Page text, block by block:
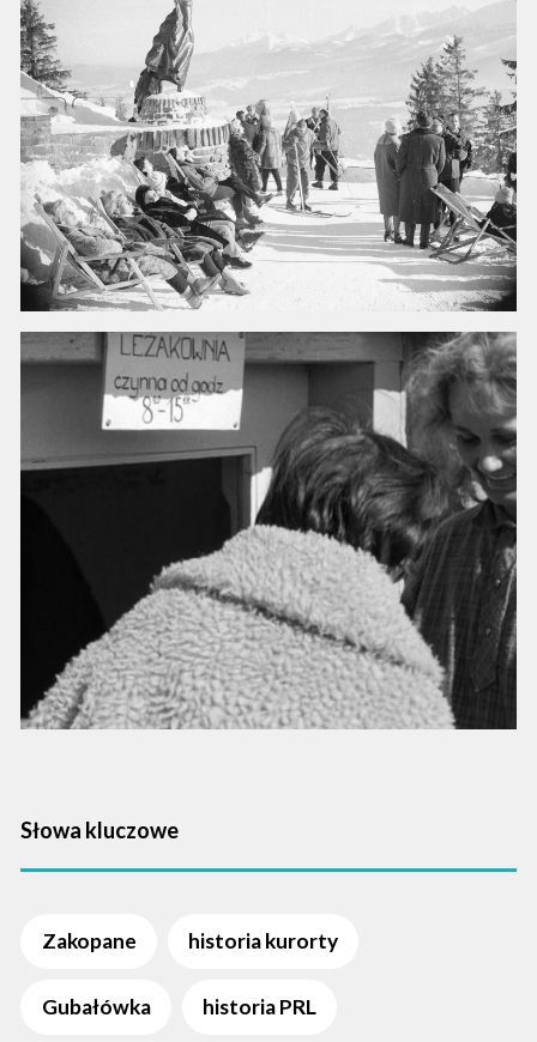
Słowa kluczowe
Zakopane historia kurorty
Gubałówka historia PRL